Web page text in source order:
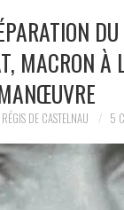
DU
MACRON À
RÉGIS DE CASTELNAU 5